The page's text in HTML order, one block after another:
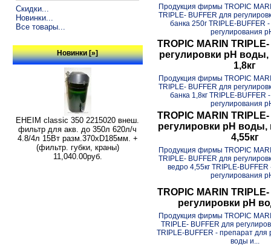
Скидки...
Новинки...
Все товары...
Новинки [»]
EHEIM classic 350 2215020 внеш.
фильтр для акв. до 350л 620л/ч
4.8/4л 15Вт разм.370хD185мм. +
(фильтр. губки, краны)
11,040.00руб.
Продукция фирмы TROPIC
TRIPLE- BUFFER для
банка 250г TRIPLE-BUFFER
регулирования
TROPIC MARIN
регулировки pH воды,
1,8кг
Продукция фирмы TROPIC
TRIPLE- BUFFER для
банка 1,8кг TRIPLE-BUFFER
регулирования
TROPIC MARIN
регулировки pH воды,
4,55кг
Продукция фирмы TROPIC
TRIPLE- BUFFER для
ведро 4,55кг TRIPLE-
регулирования
TROPIC MARIN
регулировки pH
Продукция фирмы TROPIC
TRIPLE- BUFFER для
TRIPLE-BUFFER - препарат для
воды и...